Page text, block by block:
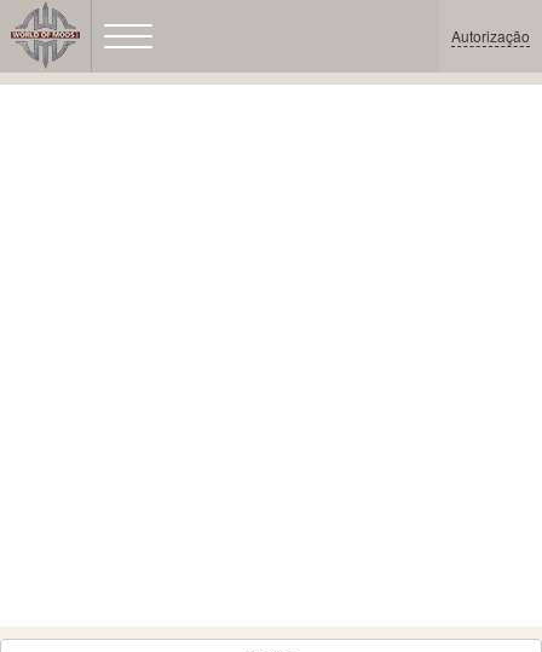
Autorização